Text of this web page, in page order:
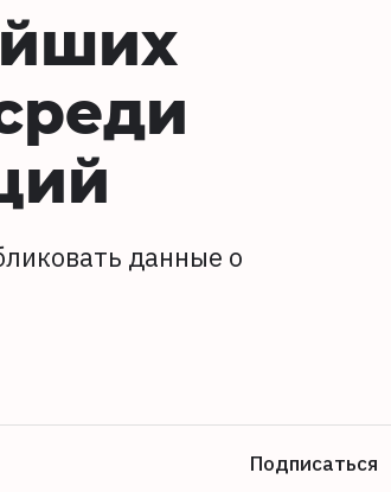
данные о
Подписаться